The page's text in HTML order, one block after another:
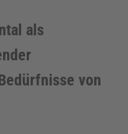
als
von